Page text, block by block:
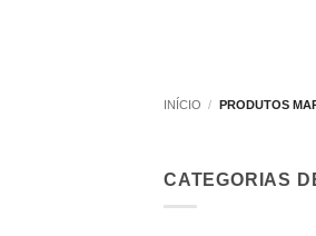
INÍCIO / PRODUTOS
CATEGORIAS